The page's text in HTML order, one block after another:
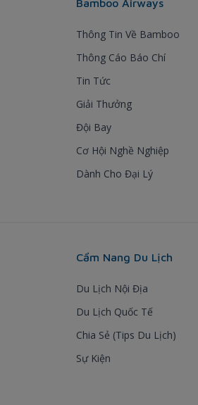
Bamboo Airways
Thông Tin Về Bamboo
Thông Cáo Báo Chí
Tin Tức
Giải Thưởng
Đội Bay
Cơ Hội Nghề Nghiệp
Dành Cho Đại Lý
Cẩm Nang Du Lịch
Du Lịch Nội Địa
Du Lịch Quốc Tế
Chia Sẻ (Tips Du Lịch)
Sự Kiện